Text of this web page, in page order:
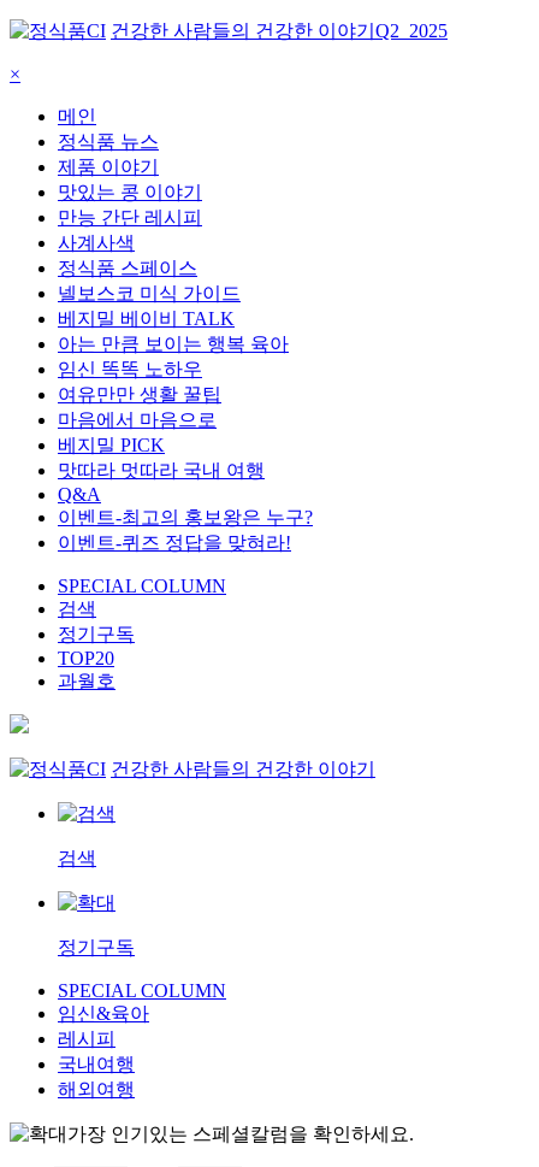
건강한 사람들의 건강한 이야기 Q2_2025
×
메인
정식품 뉴스
제품 이야기
맛있는 콩 이야기
만능 간단 레시피
사계사색
정식품 스페이스
넬보스코 미식 가이드
베지밀 베이비 TALK
아는 만큼 보이는 행복 육아
임신 똑똑 노하우
여유만만 생활 꿀팁
마음에서 마음으로
베지밀 PICK
맛따라 멋따라 국내 여행
Q&A
이벤트-최고의 홍보왕은 누구?
이벤트-퀴즈 정답을 맞혀라!
SPECIAL COLUMN
검색
정기구독
TOP20
과월호
건강한 사람들의 건강한 이야기
검색
정기구독
SPECIAL COLUMN
임신&육아
레시피
국내여행
해외여행
가장 인기있는 스페셜칼럼을 확인하세요.